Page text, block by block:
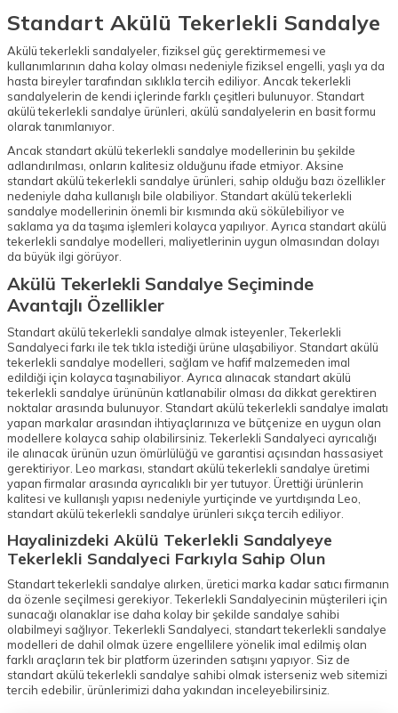
Standart Akülü Tekerlekli Sandalye
Akülü tekerlekli sandalyeler, fiziksel güç gerektirmemesi ve
kullanımlarının daha kolay olması nedeniyle fiziksel engelli, yaşlı ya da
hasta bireyler tarafından sıklıkla tercih ediliyor. Ancak tekerlekli
sandalyelerin de kendi içlerinde farklı çeşitleri bulunuyor. Standart
akülü tekerlekli sandalye ürünleri, akülü sandalyelerin en basit formu
olarak tanımlanıyor.
Ancak standart akülü tekerlekli sandalye modellerinin bu şekilde
adlandırılması, onların kalitesiz olduğunu ifade etmiyor. Aksine
standart akülü tekerlekli sandalye ürünleri, sahip olduğu bazı özellikler
nedeniyle daha kullanışlı bile olabiliyor. Standart akülü tekerlekli
sandalye modellerinin önemli bir kısmında akü sökülebiliyor ve
saklama ya da taşıma işlemleri kolayca yapılıyor. Ayrıca standart akülü
tekerlekli sandalye modelleri, maliyetlerinin uygun olmasından dolayı
da büyük ilgi görüyor.
Akülü Tekerlekli Sandalye Seçiminde
Avantajlı Özellikler
Standart akülü tekerlekli sandalye almak isteyenler, Tekerlekli
Sandalyeci farkı ile tek tıkla istediği ürüne ulaşabiliyor. Standart akülü
tekerlekli sandalye modelleri, sağlam ve hafif malzemeden imal
edildiği için kolayca taşınabiliyor. Ayrıca alınacak standart akülü
tekerlekli sandalye ürününün katlanabilir olması da dikkat gerektiren
noktalar arasında bulunuyor. Standart akülü tekerlekli sandalye imalatı
yapan markalar arasından ihtiyaçlarınıza ve bütçenize en uygun olan
modellere kolayca sahip olabilirsiniz. Tekerlekli Sandalyeci ayrıcalığı
ile alınacak ürünün uzun ömürlülüğü ve garantisi açısından hassasiyet
gerektiriyor. Leo markası, standart akülü tekerlekli sandalye üretimi
yapan firmalar arasında ayrıcalıklı bir yer tutuyor. Ürettiği ürünlerin
kalitesi ve kullanışlı yapısı nedeniyle yurtiçinde ve yurtdışında Leo,
standart akülü tekerlekli sandalye ürünleri sıkça tercih ediliyor.
Hayalinizdeki Akülü Tekerlekli Sandalyeye
Tekerlekli Sandalyeci Farkıyla Sahip Olun
Standart tekerlekli sandalye alırken, üretici marka kadar satıcı firmanın
da özenle seçilmesi gerekiyor. Tekerlekli Sandalyecinin müşterileri için
sunacağı olanaklar ise daha kolay bir şekilde sandalye sahibi
olabilmeyi sağlıyor. Tekerlekli Sandalyeci, standart tekerlekli sandalye
modelleri de dahil olmak üzere engellilere yönelik imal edilmiş olan
farklı araçların tek bir platform üzerinden satışını yapıyor. Siz de
standart akülü tekerlekli sandalye sahibi olmak isterseniz web sitemizi
tercih edebilir, ürünlerimizi daha yakından inceleyebilirsiniz.